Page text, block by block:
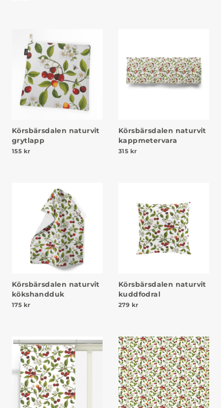
Körsbärsdalen naturvit
grytlapp
155 kr
Körsbärsdalen naturvit
kappmetervara
315 kr
Körsbärsdalen naturvit
kökshandduk
175 kr
Körsbärsdalen naturvit
kuddfodral
279 kr